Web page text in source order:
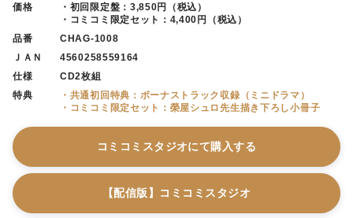
価格
・初回限定盤：3,850円（税込）
・コミコミ限定セット：4,400円（税込）
品番
CHAG-1008
ＪＡＮ
4560258559164
仕様
CD2枚組
特典
・共通初回特典：ボーナストラック収録（ミニドラマ）
・コミコミ限定セット：榮屋シュロ先生描き下ろし小冊子
コミコミスタジオにて購入する
【配信版】コミコミスタジオ